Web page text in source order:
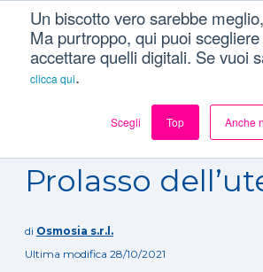
Un biscotto vero sarebbe
Ma purtroppo, qui puoi
accettare quelli digitali. Se vuoi
clicca qui.
Scegli Top Anche
Patologie/ Prolasso dell’utero
Prolasso
di Osmosia s.r.l.
Ultima modifica 28/10/2021